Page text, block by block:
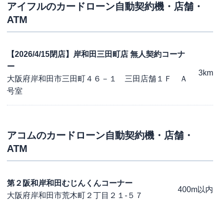
アイフルのカードローン自動契約機・店舗・
ATM
【2026/4/15閉店】岸和田三田町店 無人契約コーナ
ー
大阪府岸和田市三田町４６－１ 三田店舗１Ｆ Ａ
号室
3km
アコムのカードローン自動契約機・店舗・
ATM
第２阪和岸和田むじんくんコーナー
大阪府岸和田市荒木町２丁目２１-５７
400m以内